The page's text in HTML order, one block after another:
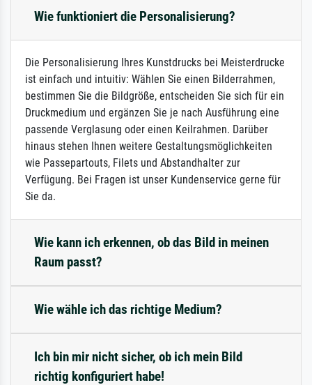
Wie funktioniert die Personalisierung?
Die Personalisierung Ihres Kunstdrucks bei Meisterdrucke
ist einfach und intuitiv: Wählen Sie einen Bilderrahmen,
bestimmen Sie die Bildgröße, entscheiden Sie sich für ein
Druckmedium und ergänzen Sie je nach Ausführung eine
passende Verglasung oder einen Keilrahmen. Darüber
hinaus stehen Ihnen weitere Gestaltungsmöglichkeiten
wie Passepartouts, Filets und Abstandhalter zur
Verfügung. Bei Fragen ist unser Kundenservice gerne für
Sie da.
Wie kann ich erkennen, ob das Bild in meinen
Raum passt?
Wie wähle ich das richtige Medium?
Ich bin mir nicht sicher, ob ich mein Bild
richtig konfiguriert habe!